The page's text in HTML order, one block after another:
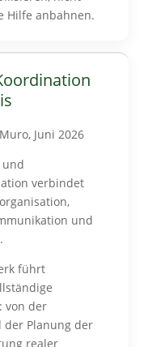
Hilfe anbahnen.
Juni 2026
und
verbindet
und
führt
von der
der Planung der
realer